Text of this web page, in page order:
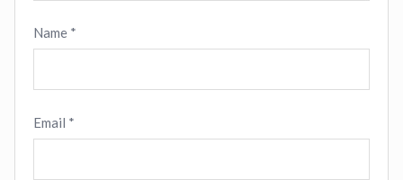
Name *
Email *